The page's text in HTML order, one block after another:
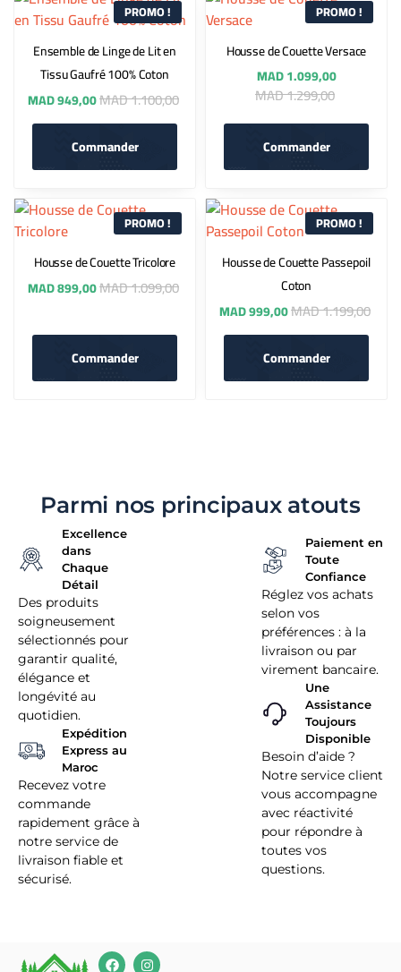
PROMO !
Ensemble de Linge de Lit en
Tissu Gaufré 100% Coton
MAD949,00MAD1.100,00
Commander
PROMO !
Housse de Couette Versace
MAD1.099,00
MAD1.299,00
Commander
PROMO !
Housse de Couette Tricolore
MAD899,00MAD1.099,00
Commander
PROMO !
Housse de Couette Passepoil
Coton
MAD999,00MAD1.199,00
Commander
Parmi nos principaux atouts
Excellence
dans
Chaque
Détail
Des produits
soigneusement
sélectionnés pour
garantir qualité,
élégance et
longévité au
quotidien.
Expédition
Express au
Maroc
Recevez votre
commande
rapidement grâce à
notre service de
livraison fiable et
sécurisé.
Paiement en
Toute
Confiance
Réglez vos achats
selon vos
préférences : à la
livraison ou par
virement bancaire.
Une
Assistance
Toujours
Disponible
Besoin d’aide ?
Notre service client
vous accompagne
avec réactivité
pour répondre à
toutes vos
questions.